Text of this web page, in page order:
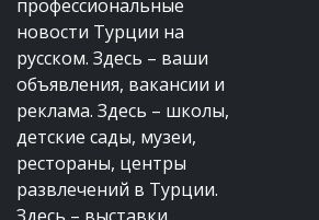
профессиональные
новости Турции на
русском. Здесь – ваши
объявления, вакансии и
реклама. Здесь – школы,
детские сады, музеи,
рестораны, центры
развлечений в Турции.